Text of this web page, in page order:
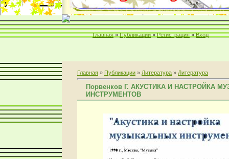
Главная » Публикации » Регистрация » Вход
Главная » Публикации » Литература » Литература
Порвенков Г. АКУСТИКА И НАСТРОЙКА
ИНСТРУМЕНТОВ